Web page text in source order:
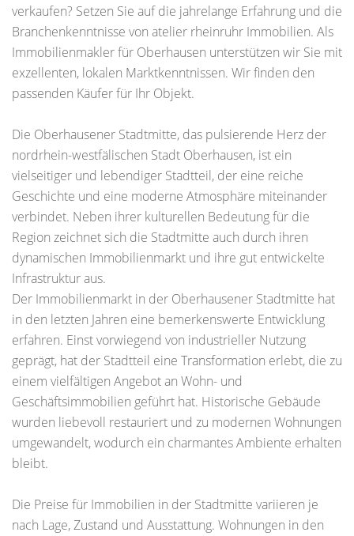
verkaufen? Setzen Sie auf die jahrelange Erfahrung und die
Branchenkenntnisse von atelier rheinruhr Immobilien. Als
Immobilienmakler für Oberhausen unterstützen wir Sie mit
exzellenten, lokalen Marktkenntnissen. Wir finden den
passenden Käufer für Ihr Objekt.
Die Oberhausener Stadtmitte, das pulsierende Herz der
nordrhein-westfälischen Stadt Oberhausen, ist ein
vielseitiger und lebendiger Stadtteil, der eine reiche
Geschichte und eine moderne Atmosphäre miteinander
verbindet. Neben ihrer kulturellen Bedeutung für die
Region zeichnet sich die Stadtmitte auch durch ihren
dynamischen Immobilienmarkt und ihre gut entwickelte
Infrastruktur aus.
Der Immobilienmarkt in der Oberhausener Stadtmitte hat
in den letzten Jahren eine bemerkenswerte Entwicklung
erfahren. Einst vorwiegend von industrieller Nutzung
geprägt, hat der Stadtteil eine Transformation erlebt, die zu
einem vielfältigen Angebot an Wohn- und
Geschäftsimmobilien geführt hat. Historische Gebäude
wurden liebevoll restauriert und zu modernen Wohnungen
umgewandelt, wodurch ein charmantes Ambiente erhalten
bleibt.
Die Preise für Immobilien in der Stadtmitte variieren je
nach Lage, Zustand und Ausstattung. Wohnungen in den